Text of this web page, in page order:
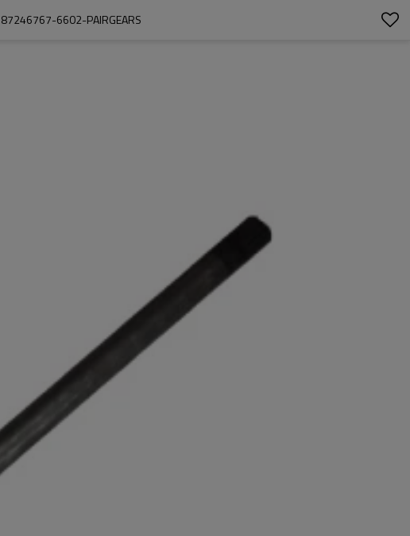
87246767-6602-PAIRGEARS